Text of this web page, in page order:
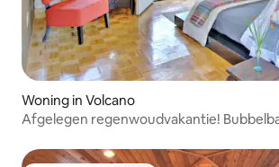
Woning in Volcano
Afgelegen regenwoudvakantie!